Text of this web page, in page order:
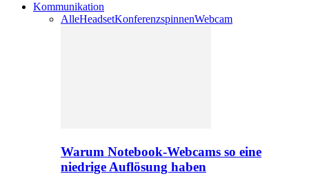
Kommunikation
AlleHeadsetKonferenzspinnenWebcam
Warum Notebook-Webcams so eine
niedrige Auflösung haben